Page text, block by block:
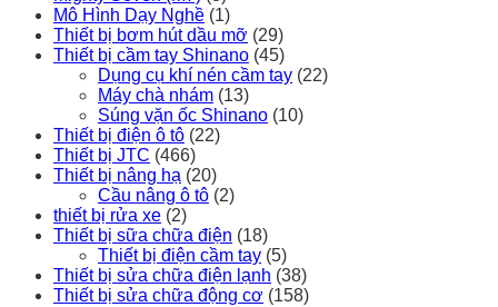
Mô Hình Dạy Nghề (1)
Thiết bị bơm hút dầu mỡ (29)
Thiết bị cầm tay Shinano (45)
Dụng cụ khí nén cầm tay (22)
Máy chà nhám (13)
Súng vặn ốc Shinano (10)
Thiết bị điện ô tô (22)
Thiết bị JTC (466)
Thiết bị nâng hạ (20)
Cầu nâng ô tô (2)
thiết bị rửa xe (2)
Thiết bị sữa chữa điện (18)
Thiết bị điện cầm tay (5)
Thiết bị sửa chữa điện lạnh (38)
Thiết bị sửa chữa động cơ (158)